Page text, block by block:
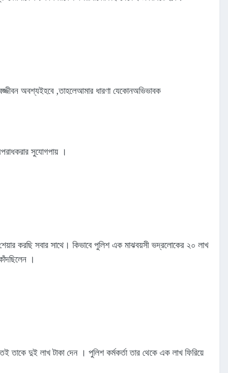
অবশ্যইহবে ,তাহলেআমার ধারণা যেকোনঅভিভাবক
সুযোগপায় ।
করছি সবার সাথে। কিভাবে পুলিশ এক মাঝবয়সী ভদ্রলোকের ২০ লাখ
।
তাকে দুই লাখ টাকা দেন । পুলিশ কর্মকর্তা তার থেকে এক লাখ ফিরিয়ে